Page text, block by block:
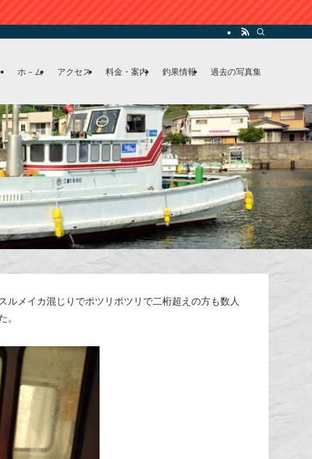
ホ－ム アクセス 料金・案内 釣果情報 過去の写真集
メイカ混じりでポツリポツリで二桁超えの方も数人
。